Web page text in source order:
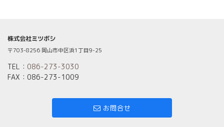
株式会社ミツボシ
〒703-8256 岡山市中区浜1丁目9-25
TEL： 086-273-3030
FAX：086-273-1009
お問合せ